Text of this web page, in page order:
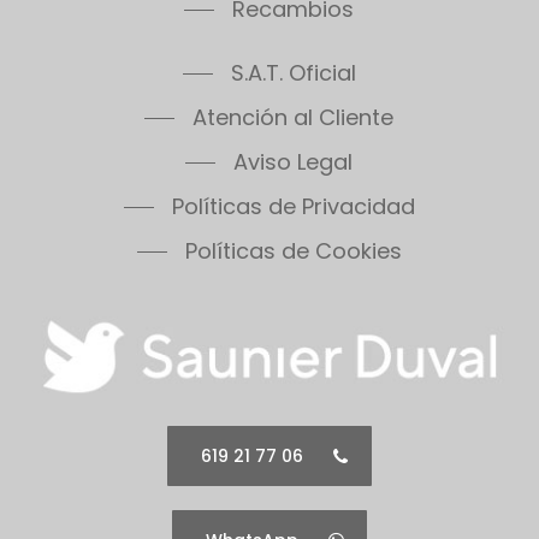
Recambios
S.A.T. Oficial
Atención al Cliente
Aviso Legal
Políticas de Privacidad
Políticas de Cookies
619 21 77 06